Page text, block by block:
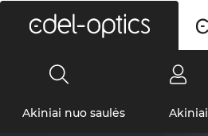
Akiniai nuo saulės Akiniai